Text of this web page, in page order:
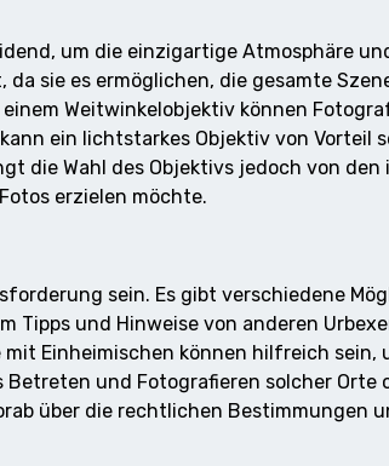
um die einzigartige Atmosphäre
sie es ermöglichen, die gesamte
Weitwinkelobjektiv können
ein lichtstarkes Objektiv von Vorteil
die Wahl des Objektivs jedoch von den
erzielen möchte.
sein. Es gibt verschiedene
und Hinweise von anderen
Einheimischen können hilfreich sein,
und Fotografieren solcher
über die rechtlichen Bestimmungen